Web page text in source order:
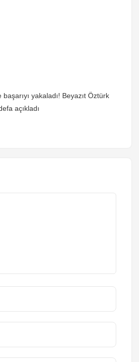
yakaladı! Beyazıt Öztürk
açıkladı